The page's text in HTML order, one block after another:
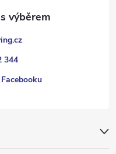
344